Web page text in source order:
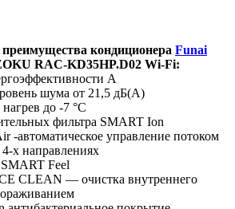
кондиционера Funai
RAC-KD35HP.D02 Wi-Fi:
A
шума от 21,5 дБ(А)
нагрев до -7 °С
фильтра SMART Ion
-автоматическое управление потоком
4-х направлениях
Feel
CLEAN — очистка внутреннего